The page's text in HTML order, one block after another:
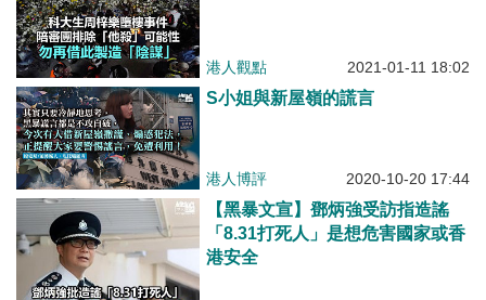
港人觀點 2021-01-11 18:02
S小姐與新屋嶺的謊言
港人博評 2020-10-20 17:44
【黑暴文宣】鄧炳強受訪指造謠
「8.31打死人」是想危害國家或香
港安全